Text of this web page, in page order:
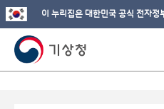
이 누리집은 대한민국 공식 전자정